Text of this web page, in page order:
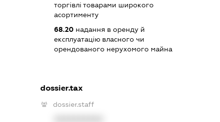
торгівлі товарами широкого
асортименту
68.20надання в оренду й
експлуатацію власного чи
орендованого нерухомого майна
dossier.tax
dossier.staff